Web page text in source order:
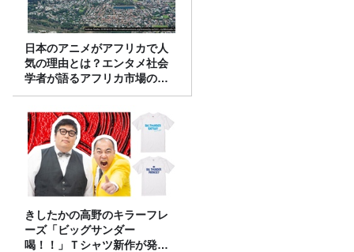
日本のアニメがアフリカで人
気の理由とは？エンタメ社会
学者が語るアフリカ市場のリ
アル
きしたかの高野のキラーフレ
ーズ「ビッグサンダー
喝！！」Ｔシャツ新作が発売